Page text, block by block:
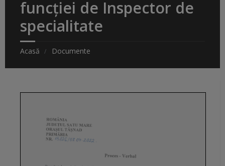
funcției de Inspector de
specialitate
Acasă Documente